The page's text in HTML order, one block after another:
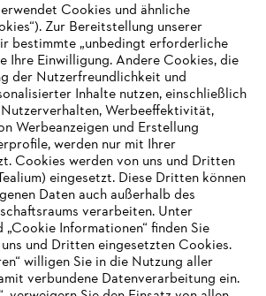
Cookies und ähnliche
Zur Bereitstellung unserer
bestimmte „unbedingt erforderliche
Ihre Einwilligung. Andere Cookies, die
der Nutzerfreundlichkeit und
Inhalte nutzen, einschließlich
Werbeeffektivität,
Werbeanzeigen und Erstellung
werden nur mit Ihrer
Cookies werden von uns und Dritten
eingesetzt. Diese Dritten können
Daten auch außerhalb des
verarbeiten. Unter
„Cookie Informationen“ finden Sie
und Dritten eingesetzten Cookies.
willigen Sie in die Nutzung aller
verbundene Datenverarbeitung ein.